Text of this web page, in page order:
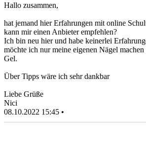
Hallo zusammen,
hat jemand hier Erfahrungen mit online
kann mir einen Anbieter empfehlen?
Ich bin neu hier und habe keinerlei
möchte ich nur meine eigenen Nägel
Gel.
Über Tipps wäre ich sehr dankbar
Liebe Grüße
Nici
08.10.2022 15:45 •